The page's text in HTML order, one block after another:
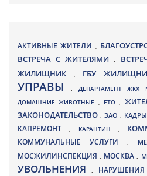
АКТИВНЫЕ ЖИТЕЛИ ,
ВСТРЕЧА С ЖИТЕЛЯМИ,
ЖИЛИЩНИК
, ГБУ
УПРАВЫ, ДЕПАРТАМЕНТ ЖКХ
ДОМАШНИЕ ЖИВОТНЫЕ , ЕТО,
ЗАКОНОДАТЕЛЬСТВО , ЗАО ,
КАПРЕМОНТ , КАРАНТИН ,
КОММУНАЛЬНЫЕ УСЛУГИ ,
МОСЖИЛИНСПЕКЦИЯ, МОСКВА ,
УВОЛЬНЕНИЯ, НАРУШЕНИЯ